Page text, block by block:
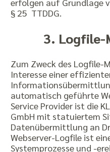
erfolgen auf Grundlage
§ 25 TTDDG.
3. Logfile-
Zum Zweck des Logfile-
Interesse einer
automatisch geführte
Service Provider ist die
GmbH mit statuiertem
Datenübermittlung an
Webserver-Logfile ist
Systemprozesse und -